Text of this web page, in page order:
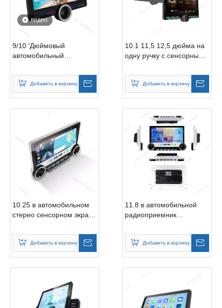
видео
9/10 'Дюймовый
автомобильный
автомобиль.
Добавить в корзину
10.1 11,5 12,5 дюйма на
одну ручку с сенсорным
Добавить в корзину
10.25 в автомобильном
стерео сенсорном экране
Добавить в корзину
11.8 в автомобильной
радиоприемник
физических кнопок
Добавить в корзину